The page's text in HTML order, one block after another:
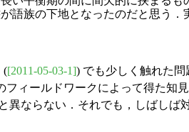
語族の下地となったのだと思う
([2011-05-03-1]) でも少しく触れた問
ィールドワークによって得た知
異ならない．それでも，しばしば